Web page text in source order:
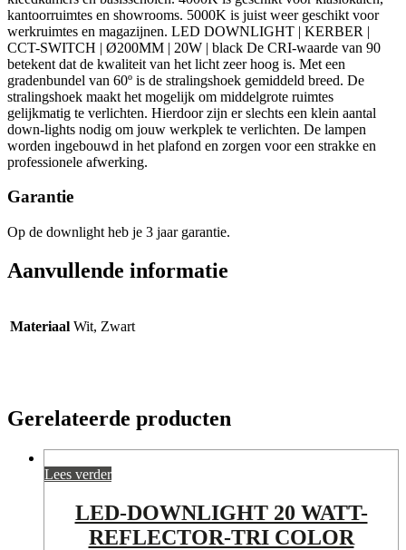
kantoorruimtes en showrooms. 5000K is juist weer geschikt voor
werkruimtes en magazijnen. LED DOWNLIGHT | KERBER |
CCT-SWITCH | Ø200MM | 20W | black De CRI-waarde van 90
betekent dat de kwaliteit van het licht zeer hoog is. Met een
gradenbundel van 60º is de stralingshoek gemiddeld breed. De
stralingshoek maakt het mogelijk om middelgrote ruimtes
gelijkmatig te verlichten. Hierdoor zijn er slechts een klein aantal
down-lights nodig om jouw werkplek te verlichten. De lampen
worden ingebouwd in het plafond en zorgen voor een strakke en
professionele afwerking.
Garantie
Op de downlight heb je 3 jaar garantie.
Aanvullende informatie
Materiaal Wit, Zwart
Gerelateerde producten
Lees verder
LED-DOWNLIGHT 20 WATT-
REFLECTOR-TRI COLOR